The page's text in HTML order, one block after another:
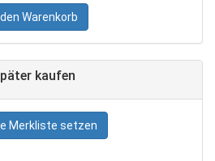
den Warenkorb
kaufen
Merkliste setzen